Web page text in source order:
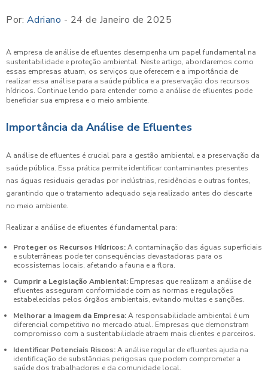
Por: Adriano - 24 de Janeiro de 2025
A empresa de análise de efluentes desempenha um papel fundamental na
sustentabilidade e proteção ambiental. Neste artigo, abordaremos como
essas empresas atuam, os serviços que oferecem e a importância de
realizar essa análise para a saúde pública e a preservação dos recursos
hídricos. Continue lendo para entender como a análise de efluentes pode
beneficiar sua empresa e o meio ambiente.
Importância da Análise de Efluentes
A análise de efluentes é crucial para a gestão ambiental e a preservação da
saúde pública. Essa prática permite identificar contaminantes presentes
nas águas residuais geradas por indústrias, residências e outras fontes,
garantindo que o tratamento adequado seja realizado antes do descarte
no meio ambiente.
Realizar a análise de efluentes é fundamental para:
Proteger os Recursos Hídricos:A contaminação das águas superficiais
e subterrâneas pode ter consequências devastadoras para os
ecossistemas locais, afetando a fauna e a flora.
Cumprir a Legislação Ambiental: Empresas que realizam a análise de
efluentes asseguram conformidade com as normas e regulações
estabelecidas pelos órgãos ambientais, evitando multas e sanções.
Melhorar a Imagem da Empresa:A responsabilidade ambiental é um
diferencial competitivo no mercado atual. Empresas que demonstram
compromisso com a sustentabilidade atraem mais clientes e parceiros.
Identificar Potenciais Riscos:A análise regular de efluentes ajuda na
identificação de substâncias perigosas que podem comprometer a
saúde dos trabalhadores e da comunidade local.